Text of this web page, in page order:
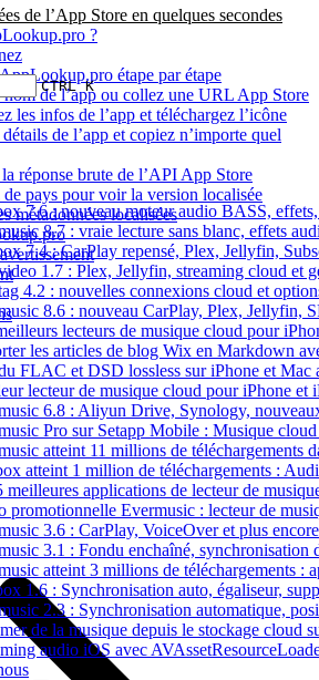
CTRL K
7.6 : nouveau moteur audio BASS,
8.7 : vraie lecture sans blanc, effets
7.4 : CarPlay repensé, Plex, Jellyfin,
1.7 : Plex, Jellyfin, streaming cloud et
4.2 : nouvelles connexions cloud et
8.6 : nouveau CarPlay, Plex, Jellyfin,
lecteurs de musique cloud pour
les articles de blog Wix en Markdown
FLAC et DSD lossless sur iPhone et Mac
lecteur de musique cloud pour iPhone et
6.8 : Aliyun Drive, Synology,
Pro sur Setapp Mobile : Musique
atteint 11 millions de téléchargements
atteint 1 million de téléchargements :
meilleures applications de lecteur de
promotionnelle Evermusic : lecteur de
3.6 : CarPlay, VoiceOver et plus encore
3.1 : Fondu enchaîné, synchronisation
atteint 3 millions de téléchargements :
1.6 : Synchronisation auto, égaliseur,
2.3 : Synchronisation automatique,
de la musique depuis le stockage cloud
audio iOS avec
de l’App Store en quelques secondes
?
étape par étape
de l’app ou collez une URL App Store
les infos de l’app et téléchargez l’icône
de l’app et copiez n’importe quel
réponse brute de l’API App Store
pays pour voir la version localisée
métadonnées localisées